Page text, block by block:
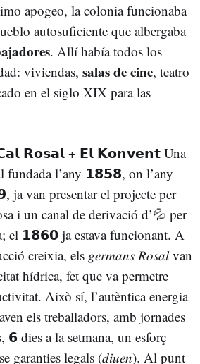
apogeo, la colonia funcionaba
autosuficiente que albergaba
. Allí había todos los
viviendas, salas de cine, teatro
en el siglo XIX para las
𝗥𝗼𝘀𝗮𝗹 + 𝗘𝗹 𝗞𝗼𝗻𝘃𝗲𝗻𝘁 Una
fundada l’any 𝟭𝟴𝟱𝟴, on l’any
ja van presentar el projecte per
i un canal de derivació d’💦 per
el 𝟭𝟴𝟲𝟬 ja estava funcionant. A
creixia, els 𝑔𝑒𝑟𝑚𝑎𝑛𝑠 𝑅𝑜𝑠𝑎𝑙 van
hídrica, fet que va permetre
Això sí, l’autèntica energia
els treballadors, amb jornades
dies a la setmana, un esforç
garanties legals (𝑑𝑖𝑢𝑒𝑛). Al punt